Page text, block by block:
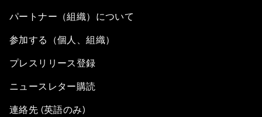
パートナー（組織）について
参加する（個人、組織）
プレスリリース登録
ニュースレター購読
連絡先 (英語のみ)